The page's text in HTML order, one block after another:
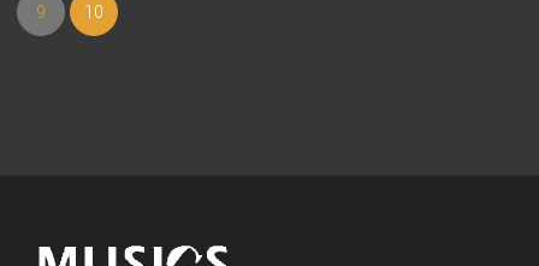
9 10